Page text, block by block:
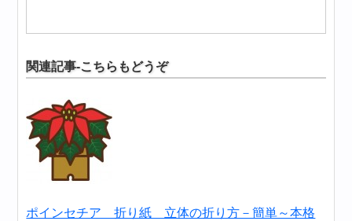
関連記事-こちらもどうぞ
ポインセチア 折り紙 立体の折り方－簡単～本格